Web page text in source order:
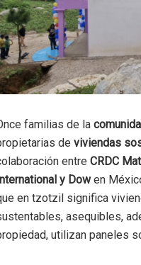
familias de la
de viviendas
entre CRDC
y Dowen
en tzotzil significa
asequibles,
utilizan paneles